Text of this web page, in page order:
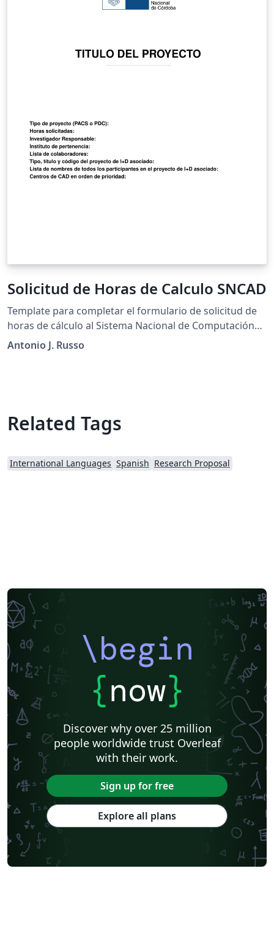
Solicitud de Horas de Calculo SNCAD
Template para completar el formulario de solicitud de
horas de cálculo al Sistema Nacional de Computación
de Alto Desempeño.
Antonio J. Russo
Related Tags
International Languages Spanish Research Proposal
\begin
{now}
Discover why over 25 million
people worldwide trust Overleaf
with their work.
Sign up for free
Explore all plans